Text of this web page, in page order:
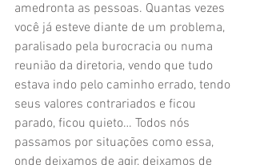
amedronta as pessoas. Quantas vezes
você já esteve diante de um problema,
paralisado pela burocracia ou numa
reunião da diretoria, vendo que tudo
estava indo pelo caminho errado, tendo
seus valores contrariados e ficou
parado, ficou quieto… Todos nós
passamos por situações como essa,
onde deixamos de agir, deixamos de